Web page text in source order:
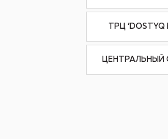
ТРЦ ‘DOSTYQ
ЦЕНТРАЛЬНЫЙ